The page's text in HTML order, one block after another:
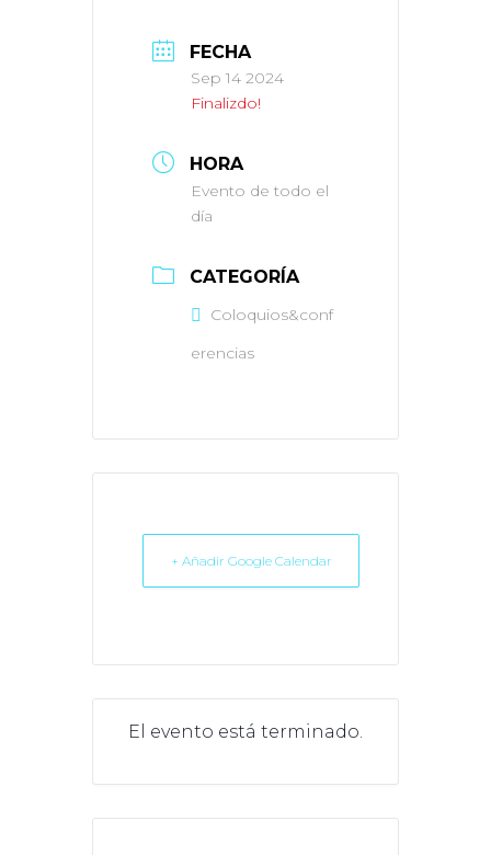
FECHA
Sep 14 2024
Finalizdo!
HORA
Evento de todo el
día
CATEGORÍA
Coloquios&conf
erencias
+ Añadir Google Calendar
El evento está terminado.